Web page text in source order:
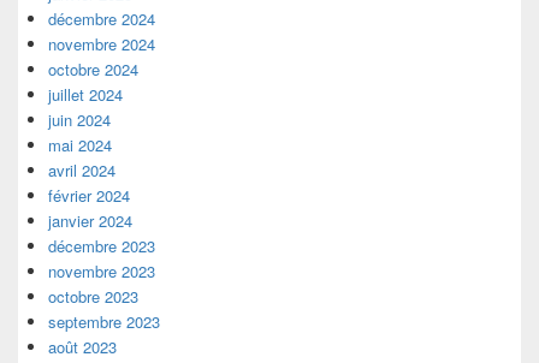
décembre 2024
novembre 2024
octobre 2024
juillet 2024
juin 2024
mai 2024
avril 2024
février 2024
janvier 2024
décembre 2023
novembre 2023
octobre 2023
septembre 2023
août 2023